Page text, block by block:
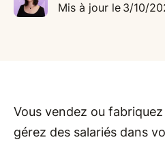
Mis à jour le 3/10/
Vous vendez ou
gérez des salariés dans